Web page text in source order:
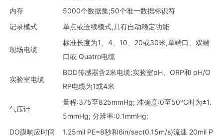
内存
5000个数据集;50个唯一数据标识符
记录模式
单点或连续模式,具有自动稳定功能
现场电缆
标准长度为1、4、10、20或30米,单端口、双端
口或 Quatro电缆
实验室电缆
BOD传感器含2米电缆;实验室pH、ORP和 pH/O
RP电缆为1或4米
气压计
量程:375至825mmHg; 准确度:0至50°C时为±1.
5mmHg; 分辨率:0.1mmHg;
DO膜响应时间
1.25mil PE=8秒和6in/sec(0.15m/s)流速 20mil P